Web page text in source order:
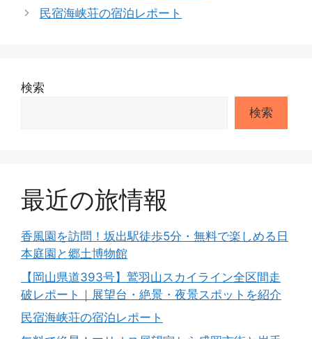
リ
民宿海峡荘の宿泊レポート
検索
検索
最近の旅情報
香風園を訪問！坂出駅徒歩5分・無料で楽しめる日
本庭園と郷土博物館
【岡山県道393号】鷲羽山スカイライン全区間走
破レポート｜展望台・絶景・夜景スポットを紹介
民宿海峡荘の宿泊レポート